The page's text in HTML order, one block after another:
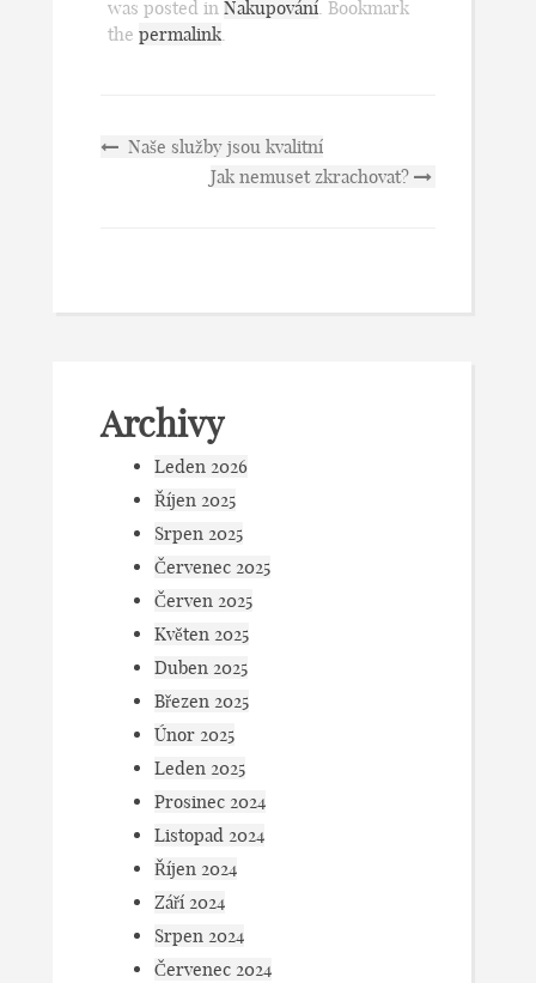
was posted in Nakupování. Bookmark
the permalink.
Naše služby jsou kvalitní
Jak nemuset zkrachovat?
Archivy
Leden 2026
Říjen 2025
Srpen 2025
Červenec 2025
Červen 2025
Květen 2025
Duben 2025
Březen 2025
Únor 2025
Leden 2025
Prosinec 2024
Listopad 2024
Říjen 2024
Září 2024
Srpen 2024
Červenec 2024